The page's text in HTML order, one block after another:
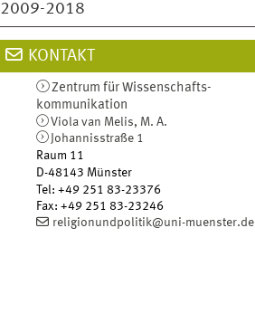
2009-2018
KONTAKT
Zentrum für Wissenschafts­
kommunikation
Viola van Melis, M. A.
Johannisstraße 1
Raum 11
D-48143 Münster
Tel:+49 251 83-23376
Fax:+49 251 83-23246
religionundpolitik@uni-muenster.de